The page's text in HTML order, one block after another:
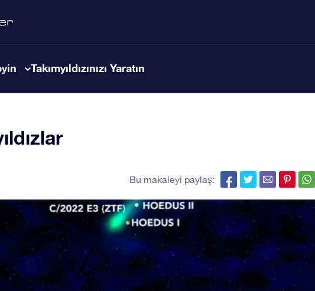
Takımyıldızınızı Yaratın
Bu makaleyi paylaş: